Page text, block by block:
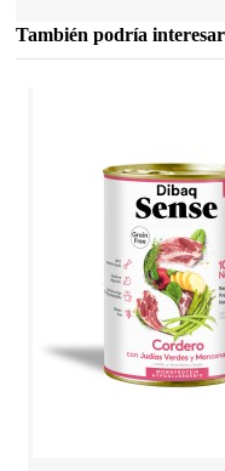
También podría